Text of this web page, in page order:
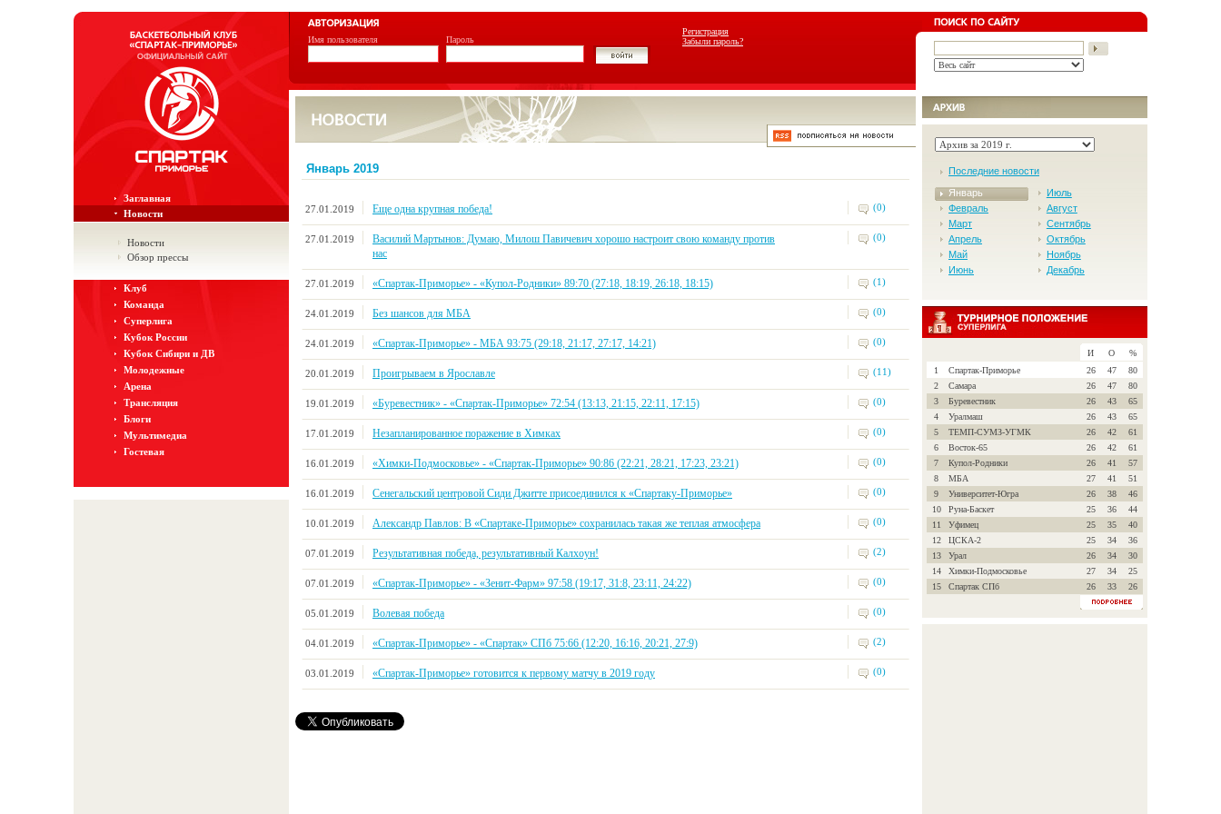
Регистрация
Забыли пароль?
Имя пользователя Пароль
Заглавная
Новости
Новости
Обзор прессы
Клуб
Команда
Суперлига
Кубок России
Кубок Сибири и ДВ
Молодежные
Арена
Трансляция
Блоги
Мультимедиа
Гостевая
Январь 2019
27.01.2019 Еще одна крупная победа! (0)
27.01.2019
Василий Мартынов: Думаю, Милош Павичевич хорошо настроит свою команду против
нас
(0)
27.01.2019 «Спартак-Приморье» - «Купол-Родники» 89:70 (27:18, 18:19, 26:18, 18:15) (1)
24.01.2019 Без шансов для МБА (0)
24.01.2019 «Спартак-Приморье» - МБА 93:75 (29:18, 21:17, 27:17, 14:21) (0)
20.01.2019 Проигрываем в Ярославле (11)
19.01.2019 «Буревестник» - «Спартак-Приморье» 72:54 (13:13, 21:15, 22:11, 17:15) (0)
17.01.2019 Незапланированное поражение в Химках (0)
16.01.2019 «Химки-Подмосковье» - «Спартак-Приморье» 90:86 (22:21, 28:21, 17:23, 23:21) (0)
16.01.2019 Сенегальский центровой Сиди Джитте присоединился к «Спартаку-Приморье» (0)
10.01.2019 Александр Павлов: В «Спартаке-Приморье» сохранилась такая же теплая атмосфера (0)
07.01.2019 Результативная победа, результативный Калхоун! (2)
07.01.2019 «Спартак-Приморье» - «Зенит-Фарм» 97:58 (19:17, 31:8, 23:11, 24:22) (0)
05.01.2019 Волевая победа (0)
04.01.2019 «Спартак-Приморье» - «Спартак» СПб 75:66 (12:20, 16:16, 20:21, 27:9) (2)
03.01.2019 «Спартак-Приморье» готовится к первому матчу в 2019 году (0)
Последние новости
Январь
Февраль
Март
Апрель
Май
Июнь
Июль
Август
Сентябрь
Октябрь
Ноябрь
Декабрь
И О
%
1
Спартак-Приморье 26 47
80
2
Самара 26 47
80
3
Буревестник 26 43
65
4
Уралмаш 26 43
65
5
ТЕМП-СУМЗ-УГМК 26 42
61
6
Восток-65 26 42
61
7
Купол-Родники 26 41
57
8
МБА 27 41
51
9
Университет-Югра 26 38
46
10
Руна-Баскет 25 36
44
11
Уфимец 25 35
40
12
ЦСКА-2 25 34
36
13
Урал 26 34
30
14
Химки-Подмосковье 27 34
25
15
Спартак СПб 26 33 26